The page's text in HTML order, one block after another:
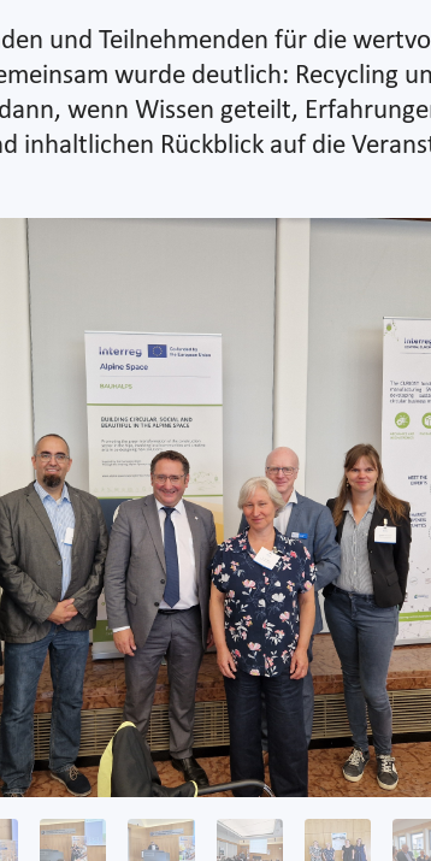
und Teilnehmenden für die
wurde deutlich: Recycling
wenn Wissen geteilt,
inhaltlichen Rückblick auf die